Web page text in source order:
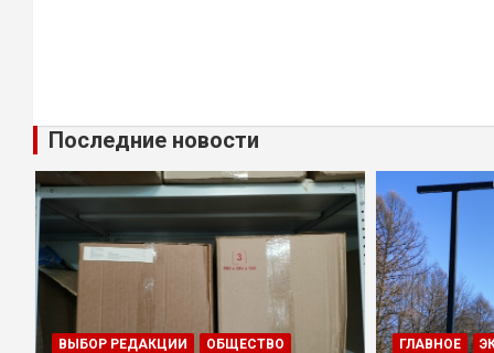
Последние новости
ВЫБОР РЕДАКЦИИ ОБЩЕСТВО ГЛАВНОЕ